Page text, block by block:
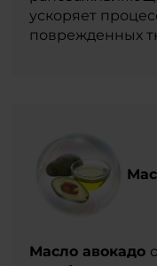
ускоряет
поврежденных
Масло авокадо